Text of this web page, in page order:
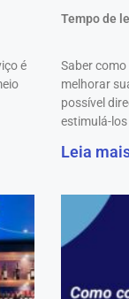
é
Tempo de
Saber
melhorar
possível
estimulá-
Leia